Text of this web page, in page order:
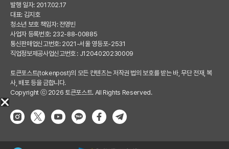
발행 일자: 2017.02.17
대표: 김지호
청소년 보호 책임자: 전영빈
사업자 등록번호: 232-88-00885
통신판매업신고번호: 2021-서울 영등포-2531
직업정보제공사업신고번호 : J1204020230009
토큰포스트(tokenpost)의 모든 컨텐츠는 저작권 법의 보호를 받는 바, 무단 전재, 복
사, 배포 등을 금합니다.
Copyright ⓒ 2026 토큰포스트. All Rights Reserved.